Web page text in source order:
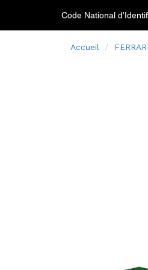
Code National
Accueil FERRARI